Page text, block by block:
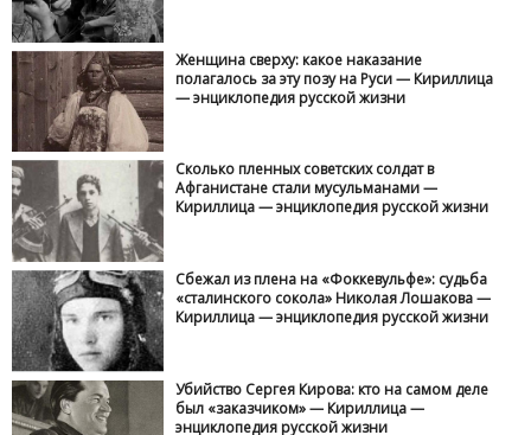
Женщина сверху: какое наказание
полагалось за эту позу на Руси — Кириллица
— энциклопедия русской жизни
Сколько пленных советских солдат в
Афганистане стали мусульманами —
Кириллица — энциклопедия русской жизни
Сбежал из плена на «Фоккевульфе»: судьба
«сталинского сокола» Николая Лошакова —
Кириллица — энциклопедия русской жизни
Убийство Сергея Кирова: кто на самом деле
был «заказчиком» — Кириллица —
энциклопедия русской жизни